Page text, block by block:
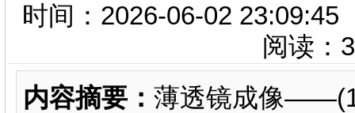
时间：2026-06-02
阅读：
内容摘要： 薄透镜成像